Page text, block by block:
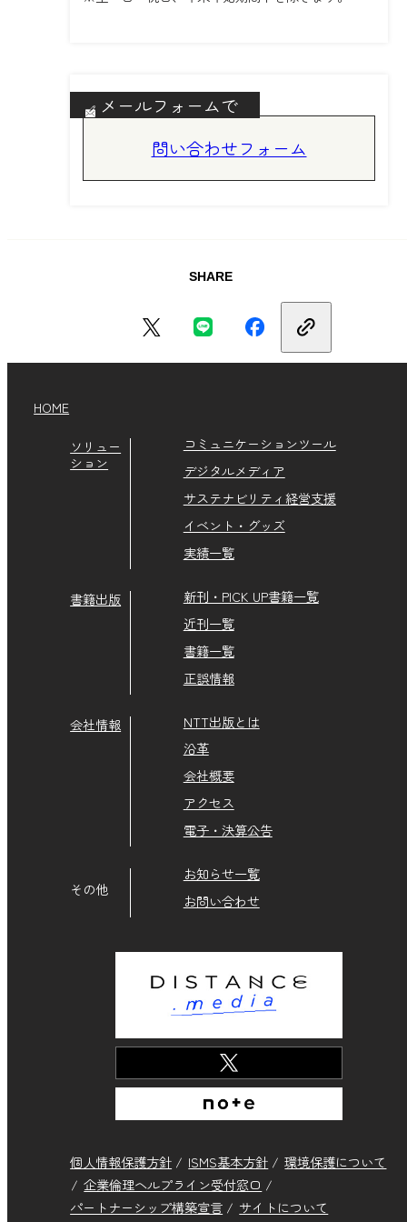
メールフォームで
問い合わせフォーム
SHARE
HOME
ソリュー
ション
コミュニケーションツール
デジタルメディア
サステナビリティ経営支援
イベント・グッズ
実績一覧
書籍出版
新刊・PICK UP書籍一覧
近刊一覧
書籍一覧
正誤情報
会社情報
NTT出版とは
沿革
会社概要
アクセス
電子・決算公告
その他
お知らせ一覧
お問い合わせ
個人情報保護方針 ISMS基本方針
環境保護について
企業倫理ヘルプライン受付窓口
パートナーシップ構築宣言
サイトについて